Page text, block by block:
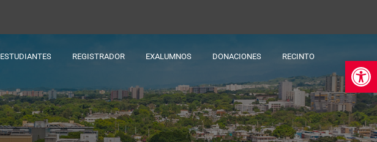
ESTUDIANTES REGISTRADOR EXALUMNOS DONACIONES RECINTO